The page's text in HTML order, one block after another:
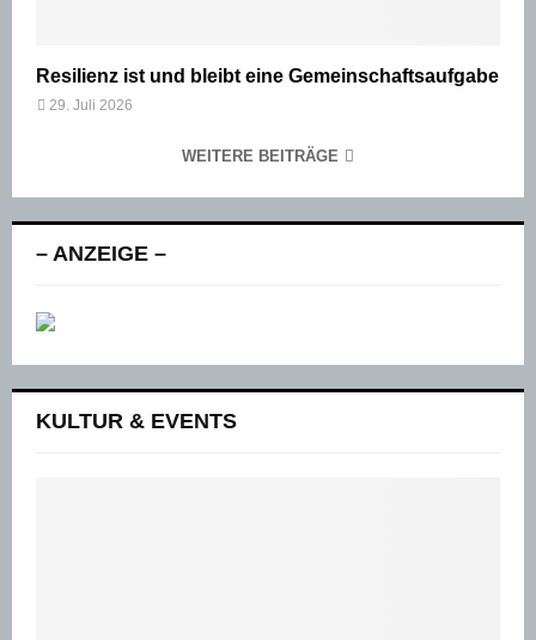
Resilienz ist und bleibt eine Gemeinschaftsaufgabe
29. Juli 2026
WEITERE BEITRÄGE
– ANZEIGE –
KULTUR & EVENTS